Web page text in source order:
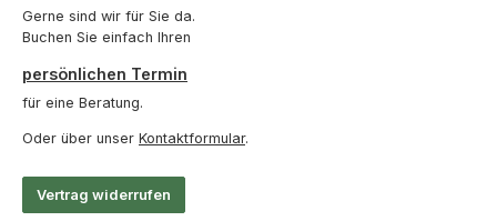
Gerne sind wir für Sie da.
Buchen Sie einfach Ihren
persönlichen Termin
für eine Beratung.
Oder über unser Kontaktformular.
Vertrag widerrufen